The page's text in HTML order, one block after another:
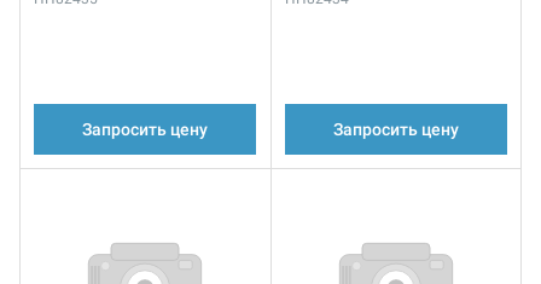
Запросить цену Запросить цену